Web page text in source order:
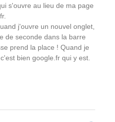
s'ouvre au lieu de ma page
j'ouvre un nouvel onglet,
de seconde dans la barre
prend la place ! Quand je
bien google.fr qui y est.